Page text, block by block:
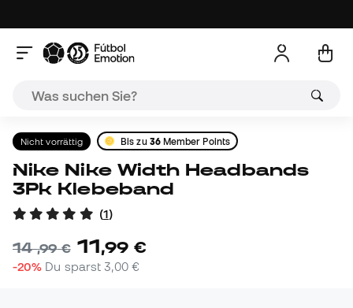
Nicht vorrättig Bis zu 36Member Points
Nike Nike Width Headbands
3Pk Klebeband
(1)
14,99 € 11,99 €
-20% Du sparst3,00 €